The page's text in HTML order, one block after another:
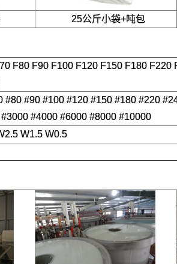
25公斤小袋+吨包
F80 F90 F100 F120 F150 F180 F220
#90 #100 #120 #150 #180 #220
#4000 #6000 #8000 #10000
W1.5 W0.5